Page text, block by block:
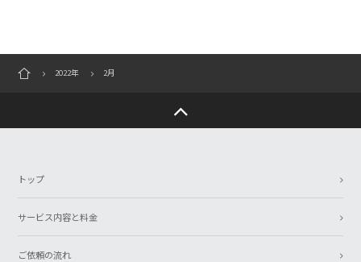
2022年 2月
トップ
サービス内容と料金
ご依頼の流れ